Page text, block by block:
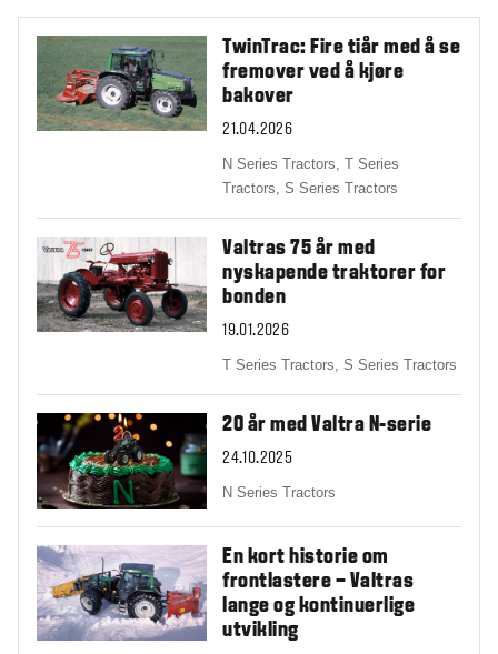
TwinTrac: Fire tiår med å se
fremover ved å kjøre
bakover
21.04.2026
N Series Tractors,T Series
Tractors,S Series Tractors
Valtras 75 år med
nyskapende traktorer for
bonden
19.01.2026
T Series Tractors,S Series Tractors
20 år med Valtra N-serie
24.10.2025
N Series Tractors
En kort historie om
frontlastere – Valtras
lange og kontinuerlige
utvikling